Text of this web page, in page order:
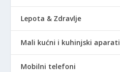
Lepota & Zdravlje
Mali kućni i kuhinjski aparati
Mobilni telefoni